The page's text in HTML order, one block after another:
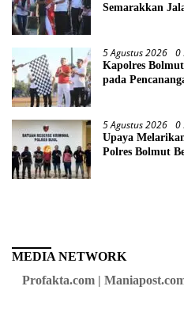
Semarakkan
5 Agustus 2026 0
Kapolres
pada
5 Agustus 2026 0
Upaya
Polres Bolmut
MEDIA NETWORK
Profakta.com |